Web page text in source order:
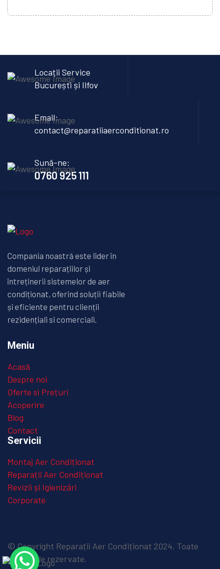
Locații Service
București și Ilfov
Email:
contact@reparatiiaerconditionat.ro
Sună-ne:
0760 925 111
Compania noastră este lider în
domeniul reparațiilor și
întreținerii sistemelor de aer
condiționat, oferind soluții fiabile
și eficiente pentru clienții
rezidențiali si comerciali.
Meniu
Acasă
Despre noi
Oferte si Prețuri
Acoperire
Blog
Contact
Servicii
Montaj Aer Condiționat
Reparații Aer Condiționat
Revizii și Igienizări
Corporate
© Copyright Reparații Aer Condiționat 2024. Toate
drepturile rezervate.